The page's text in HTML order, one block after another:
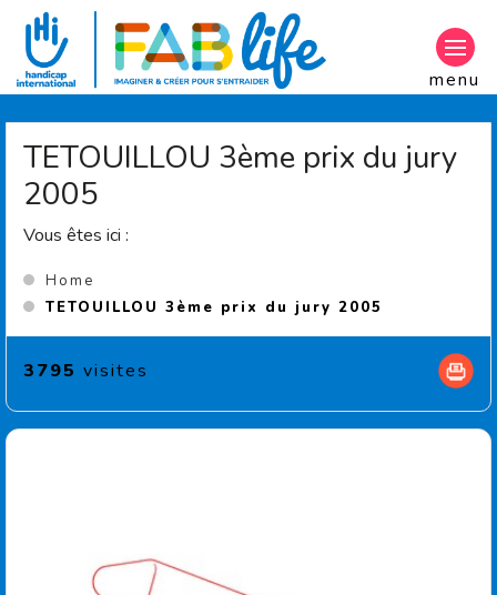
Aller au contenu principal
menu
TETOUILLOU 3ème prix du jury
2005
Vous êtes ici :
Home
TETOUILLOU 3ème prix du jury 2005
3795 visites